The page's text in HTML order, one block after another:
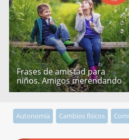
Frases de amistad para
niños. Amigos merendando
Autonomía Cambios físicos